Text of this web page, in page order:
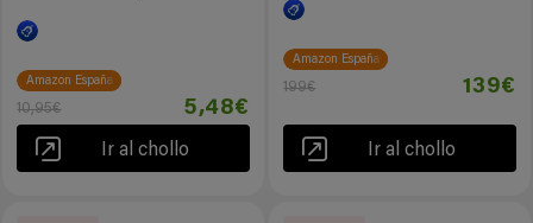
Amazon España
10,95€ 5,48€
Ir al chollo
Amazon España
199€ 139€
Ir al chollo